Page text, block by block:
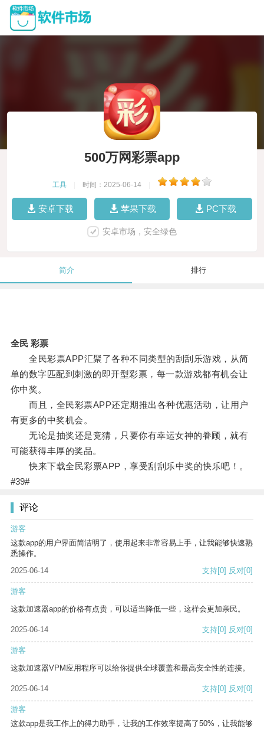
500万网彩票app
工具 时间：2025-06-14
安卓下载 苹果下载 PC下载
安卓市场，安全绿色
简介 排行
全民 彩票
全民彩票APP汇聚了各种不同类型的刮刮乐游戏，从简
单的数字匹配到刺激的即开型彩票，每一款游戏都有机会让
你中奖。
而且，全民彩票APP还定期推出各种优惠活动，让用户
有更多的中奖机会。
无论是抽奖还是竞猜，只要你有幸运女神的眷顾，就有
可能获得丰厚的奖品。
快来下载全民彩票APP，享受刮刮乐中奖的快乐吧！。
#39#
评论
游客
这款app的用户界面简洁明了，使用起来非常容易上手，让我能够快速熟
悉操作。
2025-06-14
支持[0] 反对[0]
游客
这款加速器app的价格有点贵，可以适当降低一些，这样会更加亲民。
2025-06-14 支持[0] 反对[0]
游客
这款加速器VPM应用程序可以给你提供全球覆盖和最高安全性的连接。
2025-06-14 支持[0] 反对[0]
游客
这款app是我工作上的得力助手，让我的工作效率提高了50%，让我能够